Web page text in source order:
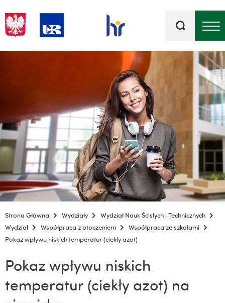
kluczowe
Strona Główna Wydziały
Wydział Nauk Ścisłych i Technicznych
Wydział
Współpraca z otoczeniem
Współpraca ze szkołami
Pokaz wpływu niskich temperatur (ciekły azot)
Pokaz wpływu niskich
temperatur (ciekły azot) na